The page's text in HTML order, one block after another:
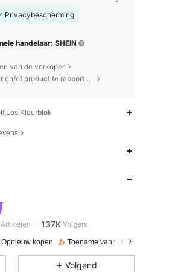
Privacybescherming
handelaar: SHEIN
van de verkoper
klik hier om deze verkoper en/of product te rapporteren.
Artikelen 137K Volgers
137K
kopen Toename van volgers 12%
Volgend